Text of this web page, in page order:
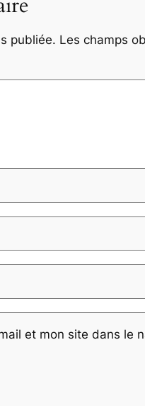
publiée. Les champs
et mon site dans le